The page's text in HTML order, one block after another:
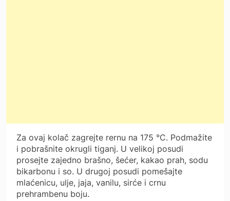
Za ovaj kolač zagrejte rernu na 175 °C. Podmažite
i pobrašnite okrugli tiganj. U velikoj posudi
prosejte zajedno brašno, šećer, kakao prah, sodu
bikarbonu i so. U drugoj posudi pomešajte
mlaćenicu, ulje, jaja, vanilu, sirće i crnu
prehrambenu boju.